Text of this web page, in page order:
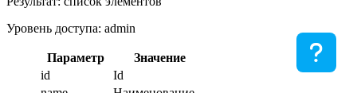
Уровень доступа: admin
Параметр
Значение
id
Id